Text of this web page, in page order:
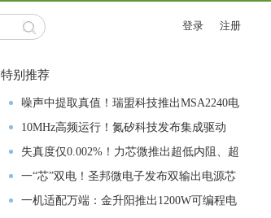
登录 注册
特别推荐
噪声中提取真值！瑞盟科技推出MSA2240电
流检测芯片赋能多元高端测量场景
10MHz高频运行！氮矽科技发布集成驱动
GaN芯片，助力电源能效再攀新高
失真度仅0.002%！力芯微推出超低内阻、超
低失真4PST模拟开关
一“芯”双电！圣邦微电子发布双输出电源芯
片，简化AFE与音频设计
一机适配万端：金升阳推出1200W可编程电